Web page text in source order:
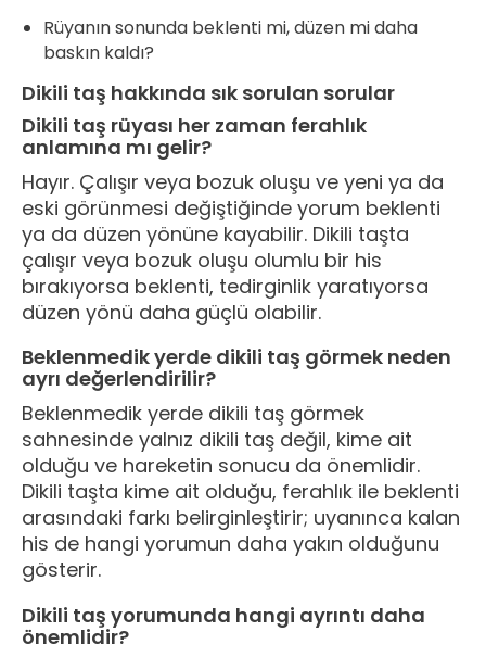
Rüyanın sonunda beklenti mi, düzen mi daha
baskın kaldı?
Dikili taş hakkında sık sorulan sorular
Dikili taş rüyası her zaman ferahlık
anlamına mı gelir?
Hayır. Çalışır veya bozuk oluşu ve yeni ya da
eski görünmesi değiştiğinde yorum beklenti
ya da düzen yönüne kayabilir. Dikili taşta
çalışır veya bozuk oluşu olumlu bir his
bırakıyorsa beklenti, tedirginlik yaratıyorsa
düzen yönü daha güçlü olabilir.
Beklenmedik yerde dikili taş görmek neden
ayrı değerlendirilir?
Beklenmedik yerde dikili taş görmek
sahnesinde yalnız dikili taş değil, kime ait
olduğu ve hareketin sonucu da önemlidir.
Dikili taşta kime ait olduğu, ferahlık ile beklenti
arasındaki farkı belirginleştirir; uyanınca kalan
his de hangi yorumun daha yakın olduğunu
gösterir.
Dikili taş yorumunda hangi ayrıntı daha
önemlidir?